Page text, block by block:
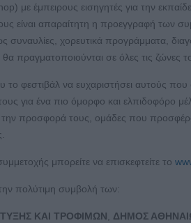
με έμπειρους εισηγητές για την
απαραίτητη η προεγγραφή των
συναυλίες, χορευτικά προγράμματα,
πραγματοποιούνται σε όλες τις ζώνες
το φεστιβάλ να ευχαριστήσει αυτούς
για ένα πιο όμορφο και ελπιδοφόρο
την προσφορά τους, ομάδες που
μπορείτε να επισκεφτείτε το
πολύτιμη συμβολή των:
ΚΑΙ ΤΡΟΦΙΜΩΝ, ΔΗΜΟΣ